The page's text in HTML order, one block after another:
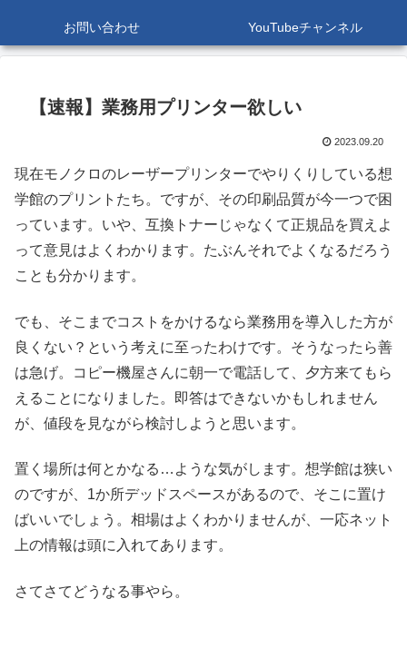
お問い合わせ YouTubeチャンネル
【速報】業務用プリンター欲しい
2023.09.20
現在モノクロのレーザープリンターでやりくりしている想
学館のプリントたち。ですが、その印刷品質が今一つで困
っています。いや、互換トナーじゃなくて正規品を買えよ
って意見はよくわかります。たぶんそれでよくなるだろう
ことも分かります。
でも、そこまでコストをかけるなら業務用を導入した方が
良くない？という考えに至ったわけです。そうなったら善
は急げ。コピー機屋さんに朝一で電話して、夕方来てもら
えることになりました。即答はできないかもしれません
が、値段を見ながら検討しようと思います。
置く場所は何とかなる…ような気がします。想学館は狭い
のですが、1か所デッドスペースがあるので、そこに置け
ばいいでしょう。相場はよくわかりませんが、一応ネット
上の情報は頭に入れてあります。
さてさてどうなる事やら。